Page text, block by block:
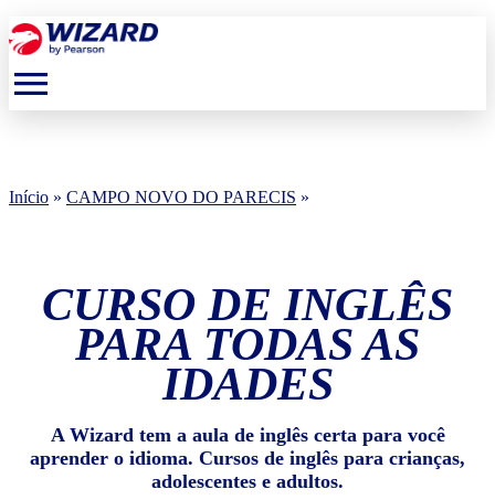
menu
Início » CAMPO NOVO DO PARECIS »
CURSO DE INGLÊS
PARA TODAS AS
IDADES
A Wizard tem a aula de inglês certa para você
aprender o idioma. Cursos de inglês para crianças,
adolescentes e adultos.